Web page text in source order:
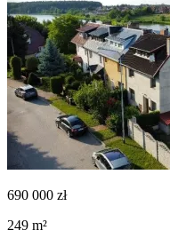
690 000 zł
249 m²